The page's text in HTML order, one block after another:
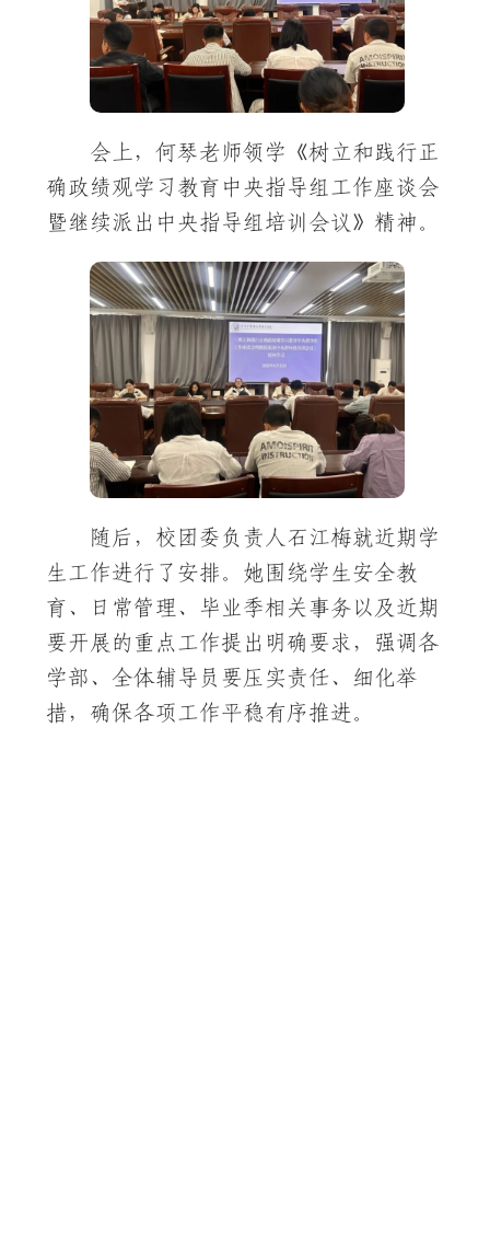
会上，何琴老师领学《树立和践行正
确政绩观学习教育中央指导组工作座谈会
暨继续派出中央指导组培训会议》精神。
随后，校团委负责人石江梅就近期学
生工作进行了安排。她围绕学生安全教
育、日常管理、毕业季相关事务以及近期
要开展的重点工作提出明确要求，强调各
学部、全体辅导员要压实责任、细化举
措，确保各项工作平稳有序推进。